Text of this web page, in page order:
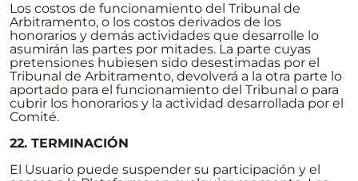
Los costos de funcionamiento del Tribunal de
Arbitramento, o los costos derivados de los
honorarios y demás actividades que desarrolle lo
asumirán las partes por mitades. La parte cuyas
pretensiones hubiesen sido desestimadas por el
Tribunal de Arbitramento, devolverá a la otra parte lo
aportado para el funcionamiento del Tribunal o para
cubrir los honorarios y la actividad desarrollada por el
Comité.
22. TERMINACIÓN
El Usuario puede suspender su participación y el